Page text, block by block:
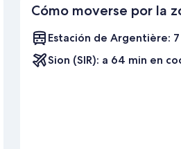
Cómo moverse por la
Estación de Argentière:
Sion (SIR): a 64 min en